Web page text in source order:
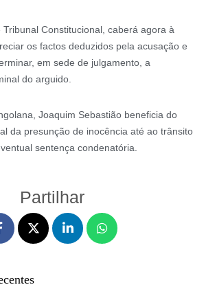
Constitucional, caberá agora à
os factos deduzidos pela acusação e
em sede de julgamento, a
do arguido.
Joaquim Sebastião beneficia do
da presunção de inocência até ao trânsito
sentença condenatória.
Partilhar